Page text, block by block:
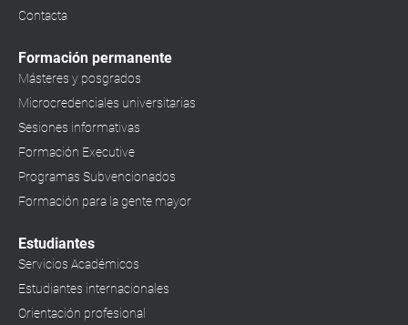
Contacta
Formación permanente
Másteres y posgrados
Microcredenciales universitarias
Sesiones informativas
Formación Executive
Programas Subvencionados
Formación para la gente mayor
Estudiantes
Servicios Académicos
Estudiantes internacionales
Orientación profesional